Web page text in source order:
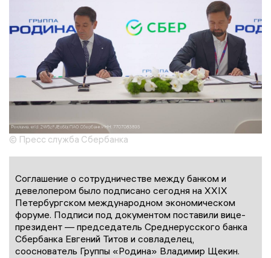
© Пресс служба Сбербанка
Соглашение о сотрудничестве между банком и
девелопером было подписано сегодня на XXIX
Петербургском международном экономическом
форуме. Подписи под документом поставили вице-
президент — председатель Среднерусского банка
Сбербанка Евгений Титов и совладелец,
сооснователь Группы «Родина» Владимир Щекин.